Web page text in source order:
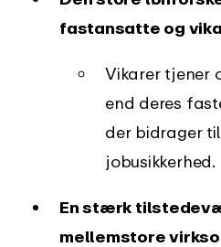
fastansatte og
Vikarer tjener
end deres
der bidrager
jobusikkerhed.
En stærk
mellemstore